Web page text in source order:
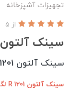
تجهیزات آشپزخانه
سینک آلتون 1201 R لگن راست
از 5
سینک آلتون 1201 R لگن راست
سینک آلتون 1201 R لگن راست